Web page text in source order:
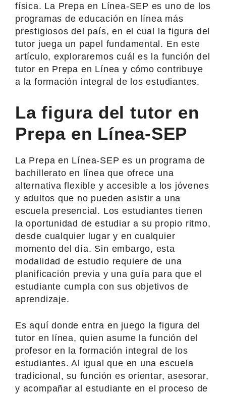
física. La Prepa en Línea-SEP es uno de los
programas de educación en línea más
prestigiosos del país, en el cual la figura del
tutor juega un papel fundamental. En este
artículo, exploraremos cuál es la función del
tutor en Prepa en Línea y cómo contribuye
a la formación integral de los estudiantes.
La figura del tutor en
Prepa en Línea-SEP
La Prepa en Línea-SEP es un programa de
bachillerato en línea que ofrece una
alternativa flexible y accesible a los jóvenes
y adultos que no pueden asistir a una
escuela presencial. Los estudiantes tienen
la oportunidad de estudiar a su propio ritmo,
desde cualquier lugar y en cualquier
momento del día. Sin embargo, esta
modalidad de estudio requiere de una
planificación previa y una guía para que el
estudiante cumpla con sus objetivos de
aprendizaje.
Es aquí donde entra en juego la figura del
tutor en línea, quien asume la función del
profesor en la formación integral de los
estudiantes. Al igual que en una escuela
tradicional, su función es orientar, asesorar,
y acompañar al estudiante en el proceso de